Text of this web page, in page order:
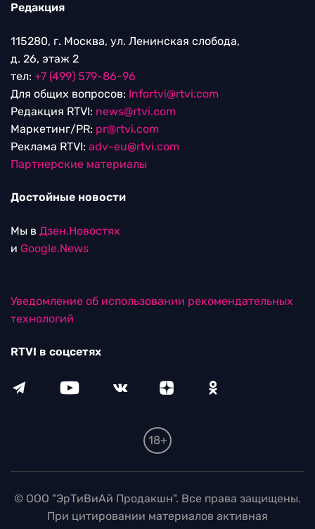
Редакция
115280, г. Москва, ул. Ленинская слобода,
д. 26, этаж 2
тел: +7 (499) 579-86-96
Для общих вопросов: Infortvi@rtvi.com
Редакция RTVI: news@rtvi.com
Маркетинг/PR: pr@rtvi.com
Реклама RTVI: adv-eu@rtvi.com
Партнерские материалы
Достойные новости
Мы в Дзен.Новостях
и Google.News
Уведомление об использовании рекомендательных
технологий
RTVI в соцсетях
18+
© ООО "ЭрТиВиАй Продакшн". Все права защищены.
При цитировании материалов активная